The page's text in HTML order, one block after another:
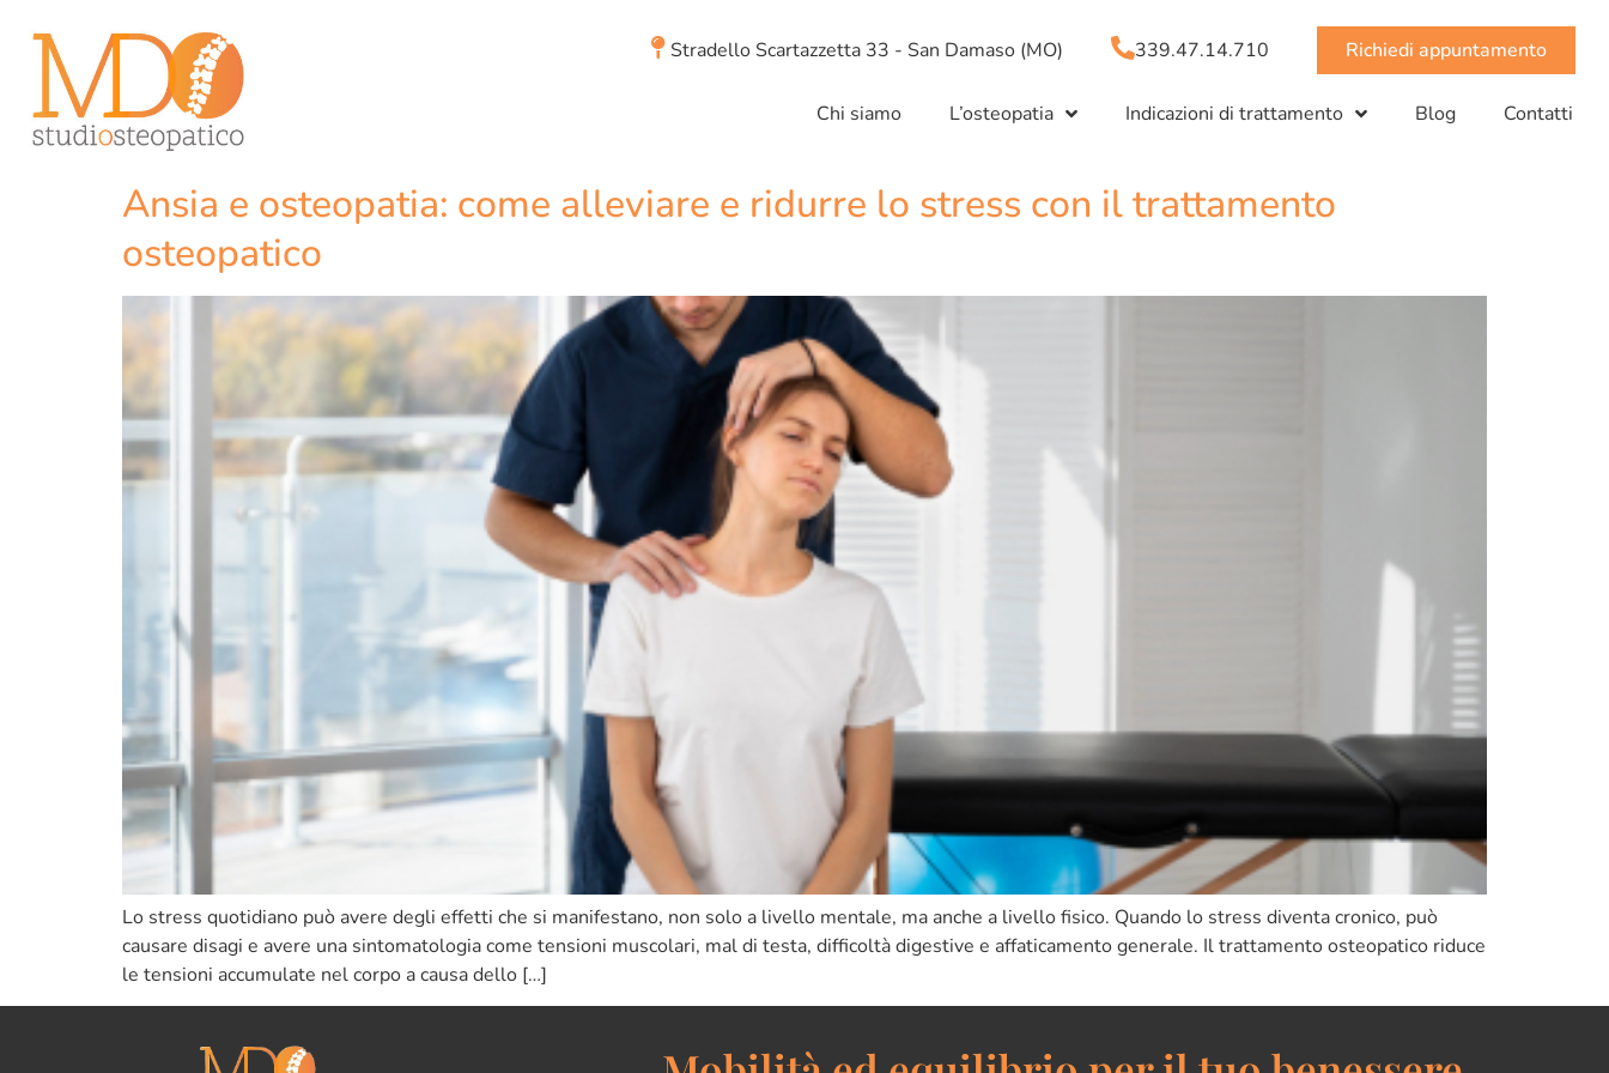
Stradello Scartazzetta 33 - San Damaso (MO) 339.47.14.710 Richiedi appuntamento
Chi siamo L’osteopatia Indicazioni di trattamento Blog Contatti
Ansia e osteopatia: come alleviare e ridurre lo stress con il trattamento
osteopatico
Lo stress quotidiano può avere degli effetti che si manifestano, non solo a livello mentale, ma anche a livello fisico. Quando lo stress diventa cronico, può
causare disagi e avere una sintomatologia come tensioni muscolari, mal di testa, difficoltà digestive e affaticamento generale. Il trattamento osteopatico riduce
le tensioni accumulate nel corpo a causa dello […]